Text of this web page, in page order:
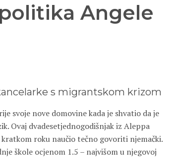
Angele
s migrantskom krizom
svoje nove domovine kada je shvatio da je
Ovaj dvadesetjednogodišnjak iz Aleppa
roku naučio tečno govoriti njemački.
škole ocjenom 1.5 – najvišom u njegovoj